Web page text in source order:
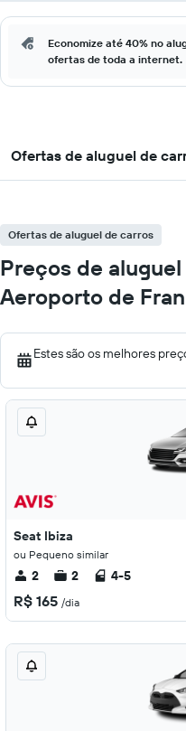
Economize até 40% no
ofertas de toda a internet.
Ofertas de aluguel de
Ofertas de aluguel de carros
Preços de
Aeroporto de
Estes são os melhores
Seat Ibiza
ou Pequeno similar
2 2 4-5
R$ 165 /dia